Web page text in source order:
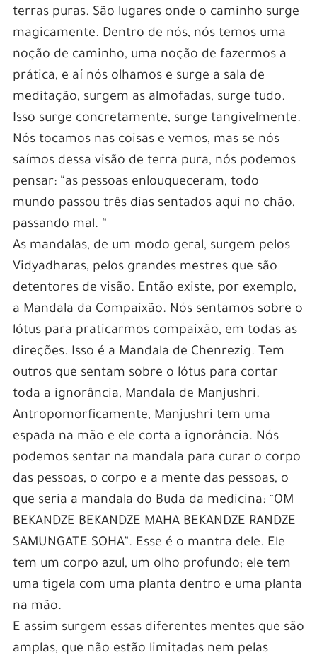
terras puras. São lugares onde o caminho surge
magicamente. Dentro de nós, nós temos uma
noção de caminho, uma noção de fazermos a
prática, e aí nós olhamos e surge a sala de
meditação, surgem as almofadas, surge tudo.
Isso surge concretamente, surge tangivelmente.
Nós tocamos nas coisas e vemos, mas se nós
saímos dessa visão de terra pura, nós podemos
pensar: “as pessoas enlouqueceram, todo
mundo passou três dias sentados aqui no chão,
passando mal. ”
As mandalas, de um modo geral, surgem pelos
Vidyadharas, pelos grandes mestres que são
detentores de visão. Então existe, por exemplo,
a Mandala da Compaixão. Nós sentamos sobre o
lótus para praticarmos compaixão, em todas as
direções. Isso é a Mandala de Chenrezig. Tem
outros que sentam sobre o lótus para cortar
toda a ignorância, Mandala de Manjushri.
Antropomorficamente, Manjushri tem uma
espada na mão e ele corta a ignorância. Nós
podemos sentar na mandala para curar o corpo
das pessoas, o corpo e a mente das pessoas, o
que seria a mandala do Buda da medicina: “OM
BEKANDZE BEKANDZE MAHA BEKANDZE RANDZE
SAMUNGATE SOHA”. Esse é o mantra dele. Ele
tem um corpo azul, um olho profundo; ele tem
uma tigela com uma planta dentro e uma planta
na mão.
E assim surgem essas diferentes mentes que são
amplas, que não estão limitadas nem pelas